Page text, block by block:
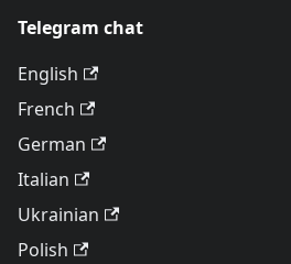
Telegram chat
English
French
German
Italian
Ukrainian
Polish